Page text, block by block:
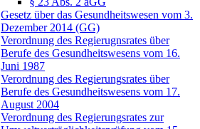
Gesetz über das Gesundheitswesen vom 3.
Dezember 2014 (GG)
Verordnung des Regierugnsrates über
Berufe des Gesundheitswesens vom 16.
Juni 1987
Verordnung des Regierungsrates über
Berufe des Gesundheitswesens vom 17.
August 2004
Verordnung des Regierungsrates zur